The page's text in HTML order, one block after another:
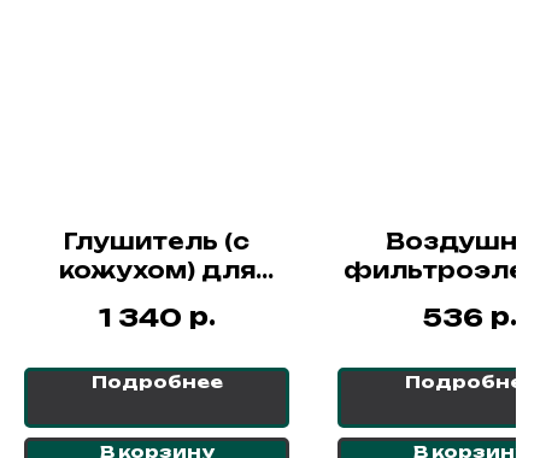
Глушитель (с
кожухом) для
152F
1 340 р.
Подробнее
В корзину
NORSU
/110H)
536 р.
Подробнее
В корзину